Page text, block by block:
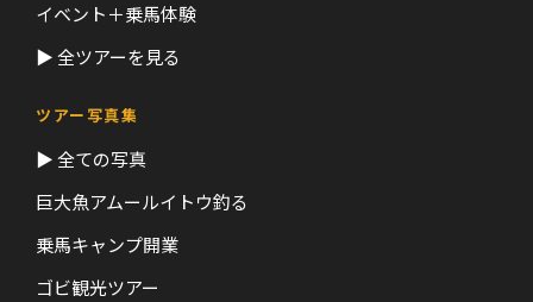
イベント＋乗馬体験
▶ 全ツアーを見る
ツアー写真集
▶ 全ての写真
巨大魚アムールイトウ釣る
乗馬キャンプ開業
ゴビ観光ツアー